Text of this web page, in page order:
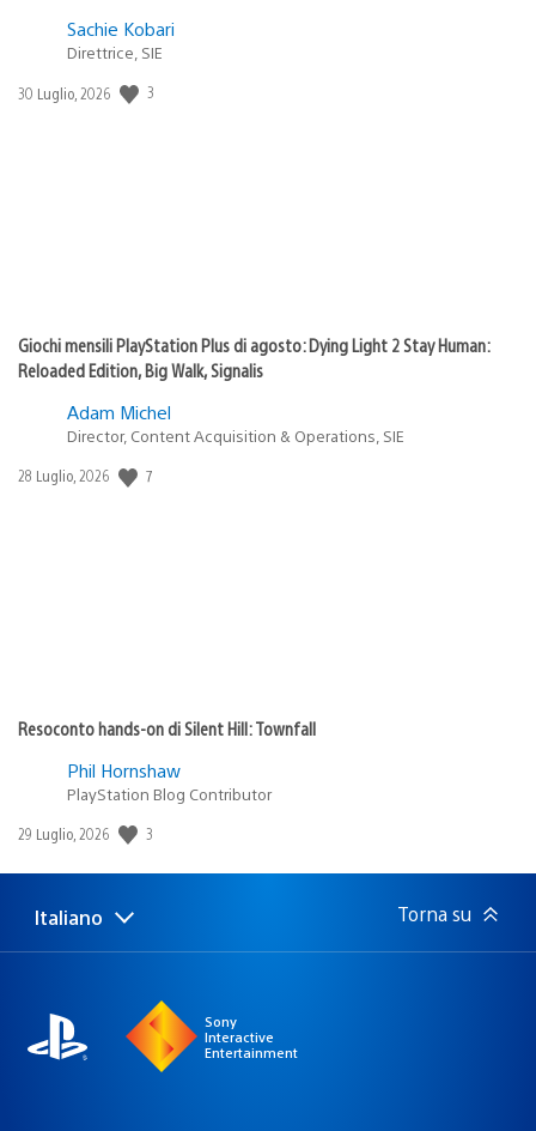
Sachie Kobari
Direttrice, SIE
Data
30 Luglio, 2026 3
Giochi mensili PlayStation Plus di agosto: Dying Light 2 Stay Human:
Reloaded Edition, Big Walk, Signalis
Adam Michel
Director, Content Acquisition & Operations, SIE
Data
28 Luglio, 2026 7
Resoconto hands-on di Silent Hill: Townfall
Phil Hornshaw
PlayStation Blog Contributor
Data
pubblicazione:
29 Luglio, 2026 3
Seleziona
una
Regione
attuale:
Italiano Torna su
Sony
Interactive
Entertainment